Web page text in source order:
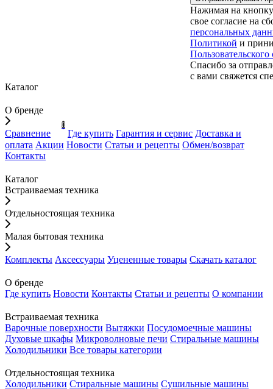
Нажимая на
свое согласие на
персональных
Политикой и
Спасибо за
с вами свяжется
Каталог
О бренде
Сравнение
0
Где купить Гарантия и сервис Доставка и
оплата Акции Новости Статьи и рецепты Обмен/возврат
Контакты
Каталог
Встраиваемая техника
Отдельностоящая техника
Малая бытовая техника
Комплекты Аксессуары Уцененные товары Скачать каталог
О бренде
Где купить Новости Контакты Статьи и рецепты О компании
Встраиваемая техника
Варочные поверхности Вытяжки Посудомоечные машины
Духовые шкафы Микроволновые печи Стиральные машины
Холодильники Все товары категории
Отдельностоящая техника
Холодильники Стиральные машины Сушильные машины